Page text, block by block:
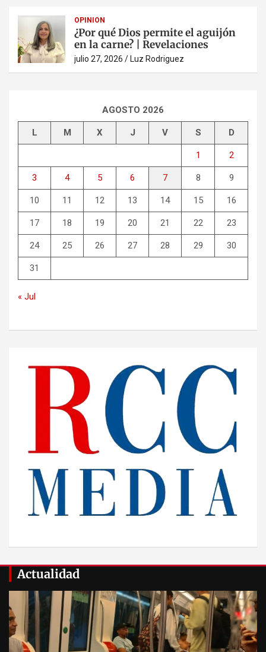
OPINION
¿Por qué Dios permite el aguijón
en la carne? | Revelaciones
julio 27, 2026 Luz Rodriguez
AGOSTO 2026
L M X J V S D
1 2
3 4 5 6 7 8 9
10 11 12 13 14 15 16
17 18 19 20 21 22 23
24 25 26 27 28 29 30
31
« Jul
Actualidad